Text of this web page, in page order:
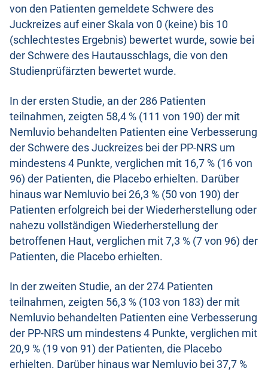
von den Patienten gemeldete Schwere des
Juckreizes auf einer Skala von 0 (keine) bis 10
(schlechtestes Ergebnis) bewertet wurde, sowie bei
der Schwere des Hautausschlags, die von den
Studienprüfärzten bewertet wurde.
In der ersten Studie, an der 286 Patienten
teilnahmen, zeigten 58,4 % (111 von 190) der mit
Nemluvio behandelten Patienten eine Verbesserung
der Schwere des Juckreizes bei der PP-NRS um
mindestens 4 Punkte, verglichen mit 16,7 % (16 von
96) der Patienten, die Placebo erhielten. Darüber
hinaus war Nemluvio bei 26,3 % (50 von 190) der
Patienten erfolgreich bei der Wiederherstellung oder
nahezu vollständigen Wiederherstellung der
betroffenen Haut, verglichen mit 7,3 % (7 von 96) der
Patienten, die Placebo erhielten.
In der zweiten Studie, an der 274 Patienten
teilnahmen, zeigten 56,3 % (103 von 183) der mit
Nemluvio behandelten Patienten eine Verbesserung
der PP-NRS um mindestens 4 Punkte, verglichen mit
20,9 % (19 von 91) der Patienten, die Placebo
erhielten. Darüber hinaus war Nemluvio bei 37,7 %